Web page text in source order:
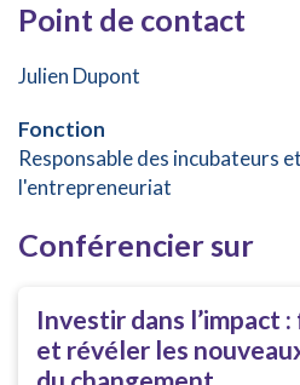
Point de contact
Julien Dupont
Fonction
Responsable des incubateurs
l'entrepreneuriat
Conférencier sur
Investir dans l’impact
et révéler les